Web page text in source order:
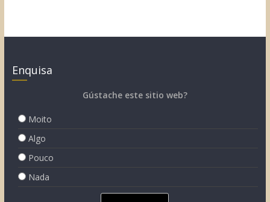
Enquisa
Gústache este sitio web?
Moito
Algo
Pouco
Nada